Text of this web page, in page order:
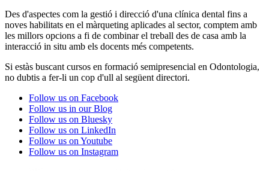
Des d'aspectes com la gestió i direcció d'una clínica dental fins a
noves habilitats en el màrqueting aplicades al sector, comptem amb
les millors opcions a fi de combinar el treball des de casa amb la
interacció in situ amb els docents més competents.
Si estàs buscant cursos en formació semipresencial en Odontologia,
no dubtis a fer-li un cop d'ull al següent directori.
Follow us on Facebook
Follow us in our Blog
Follow us on Bluesky
Follow us on LinkedIn
Follow us on Youtube
Follow us on Instagram